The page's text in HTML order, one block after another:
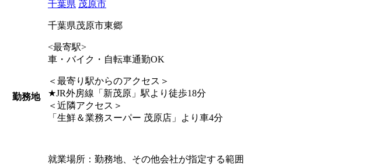
勤務地
千葉県 茂原市
千葉県茂原市東郷
<最寄駅>
車・バイク・自転車通勤OK
＜最寄り駅からのアクセス＞
★JR外房線「新茂原」駅より徒歩18分
＜近隣アクセス＞
「生鮮＆業務スーパー 茂原店」より車4分
就業場所：勤務地、その他会社が指定する範囲